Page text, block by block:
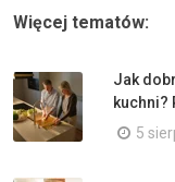
Więcej tematów:
Jak
kuchni?
5